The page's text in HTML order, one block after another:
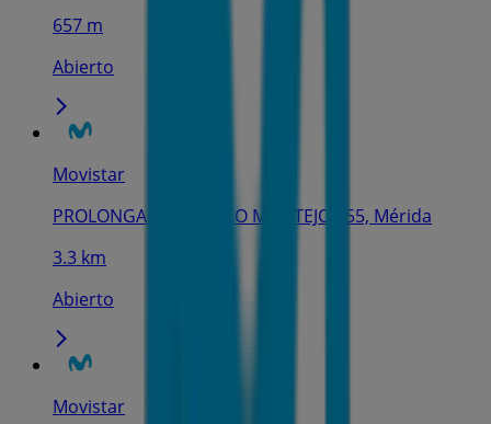
657 m
Abierto
Movistar
PROLONGACIÓN PASEO MONTEJO 455, Mérida
3.3 km
Abierto
Movistar